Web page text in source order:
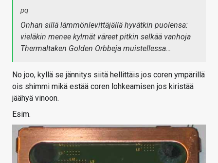
pq
Onhan sillä lämmönlevittäjällä hyvätkin puolensa:
vieläkin menee kylmät väreet pitkin selkää vanhoja
Thermaltaken Golden Orbbeja muistellessa…
No joo, kyllä se jännitys siitä hellittäis jos coren ympärillä
ois shimmi mikä estää coren lohkeamisen jos kiristää
jäähyä vinoon.
Esim.